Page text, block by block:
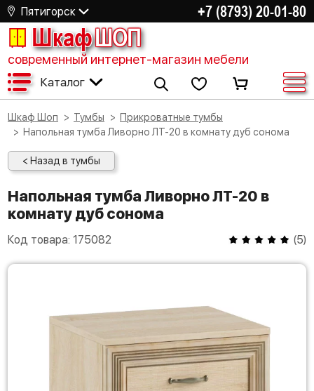
Пятигорск +7 (8793) 20-01-80
ШкафШОП
современный интернет-магазин мебели
Каталог
Шкаф Шоп Тумбы
Прикроватные тумбы
Напольная тумба Ливорно ЛТ-20 в комнату дуб сонома
< Назад в тумбы
Напольная тумба Ливорно ЛТ-20 в
комнату дуб сонома
Код товара: 175082 (5)